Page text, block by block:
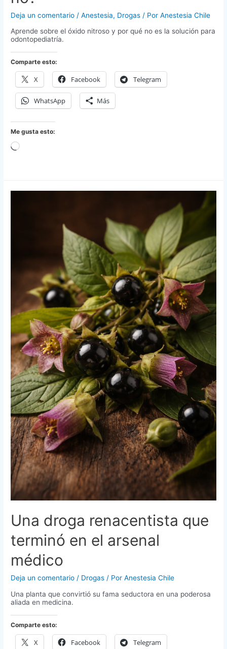
Deja un comentario /Anestesia, Drogas / PorAnestesia Chile
Aprende sobre el óxido nitroso y por qué no es la solución para
odontopediatría.
Comparte esto:
X Facebook Telegram
WhatsApp Más
Me gusta esto:
Cargando...
Una droga renacentista que
terminó en el arsenal
médico
Deja un comentario / Drogas / PorAnestesia Chile
Una planta que convirtió su fama seductora en una poderosa
aliada en medicina.
Comparte esto:
X Facebook Telegram